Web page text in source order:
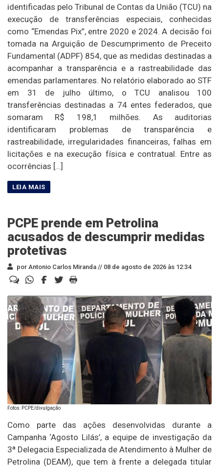
identificadas pelo Tribunal de Contas da União (TCU) na
execução de transferências especiais, conhecidas
como “Emendas Pix”, entre 2020 e 2024. A decisão foi
tomada na Arguição de Descumprimento de Preceito
Fundamental (ADPF) 854, que as medidas destinadas a
acompanhar a transparência e a rastreabilidade das
emendas parlamentares. No relatório elaborado ao STF
em 31 de julho último, o TCU analisou 100
transferências destinadas a 74 entes federados, que
somaram R$ 198,1 milhões. As auditorias
identificaram problemas de transparência e
rastreabilidade, irregularidades financeiras, falhas em
licitações e na execução física e contratual. Entre as
ocorrências […]
PCPE prende em Petrolina
acusados de descumprir medidas
protetivas
por Antonio Carlos Miranda // 08 de agosto de 2026 às 12:34
Fotos: PCPE/divulgação
Como parte das ações desenvolvidas durante a
Campanha ‘Agosto Lilás’, a equipe de investigação da
3ª Delegacia Especializada de Atendimento à Mulher de
Petrolina (DEAM), que tem à frente a delegada titular